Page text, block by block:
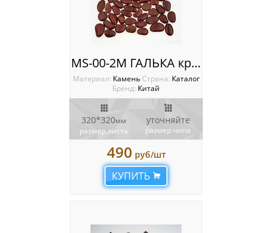
MS-00-2М ГАЛЬКА красная
Материал: Камень Cтрана: Каталог
Бренд: Китай
320*320мм
размер листа
уточняйте
размер чипа
490 руб/шт
КУПИТЬ